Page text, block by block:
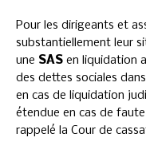
Pour les dirigeants et
substantiellement leur
une SAS en liquidation
des dettes sociales
en cas de liquidation
étendue en cas de
rappelé la Cour de